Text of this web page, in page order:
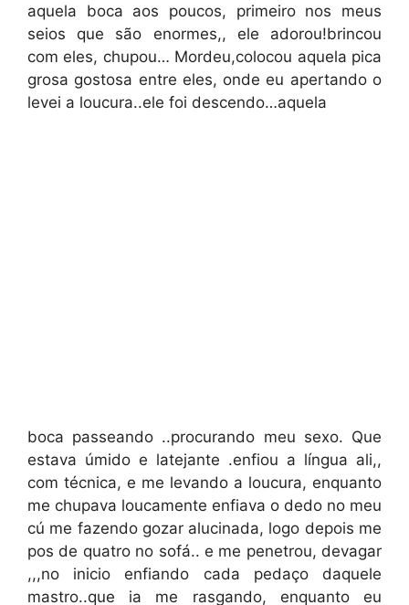
aquela boca aos poucos, primeiro nos meus
seios que são enormes,, ele adorou!brincou
com eles, chupou… Mordeu,colocou aquela pica
grosa gostosa entre eles, onde eu apertando o
levei a loucura..ele foi descendo…aquela
boca passeando ..procurando meu sexo. Que
estava úmido e latejante .enfiou a língua ali,,
com técnica, e me levando a loucura, enquanto
me chupava loucamente enfiava o dedo no meu
cú me fazendo gozar alucinada, logo depois me
pos de quatro no sofá.. e me penetrou, devagar
,,,no inicio enfiando cada pedaço daquele
mastro..que ia me rasgando, enquanto eu